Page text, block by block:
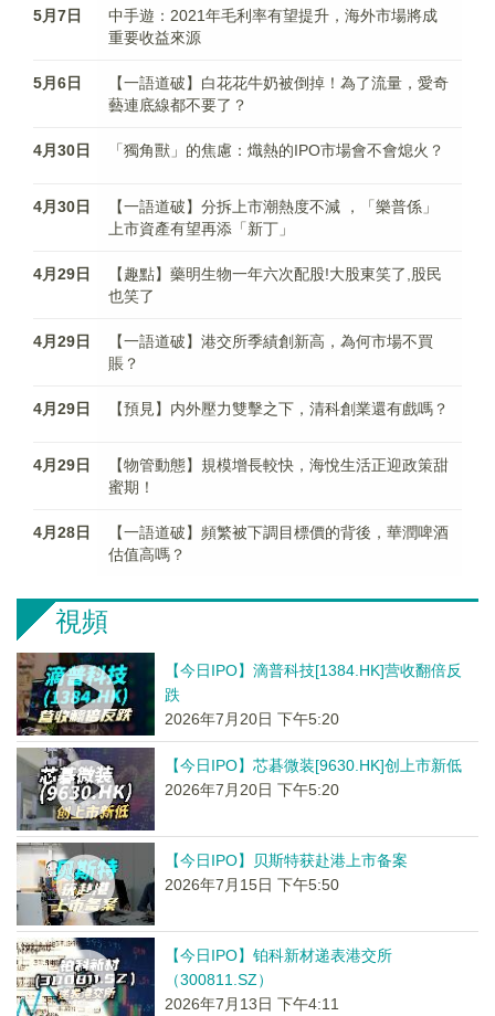
5月7日
中手遊：2021年毛利率有望提升，海外市場將成
重要收益來源
5月6日
【一語道破】白花花牛奶被倒掉！為了流量，愛奇
藝連底線都不要了？
4月30日 「獨角獸」的焦慮：熾熱的IPO市場會不會熄火？
4月30日
【一語道破】分拆上市潮熱度不減 ，「樂普係」
上市資產有望再添「新丁」
4月29日
【趣點】藥明生物一年六次配股!大股東笑了,股民
也笑了
4月29日
【一語道破】港交所季績創新高，為何市場不買
賬？
4月29日 【預見】内外壓力雙擊之下，清科創業還有戲嗎？
4月29日
【物管動態】規模增長較快，海悅生活正迎政策甜
蜜期！
4月28日
【一語道破】頻繁被下調目標價的背後，華潤啤酒
估值高嗎？
視頻
【今日IPO】滴普科技[1384.HK]营收翻倍反
跌
2026年7月20日 下午5:20
【今日IPO】芯碁微装[9630.HK]创上市新低
2026年7月20日 下午5:20
【今日IPO】贝斯特获赴港上市备案
2026年7月15日 下午5:50
【今日IPO】铂科新材递表港交所
（300811.SZ）
2026年7月13日 下午4:11